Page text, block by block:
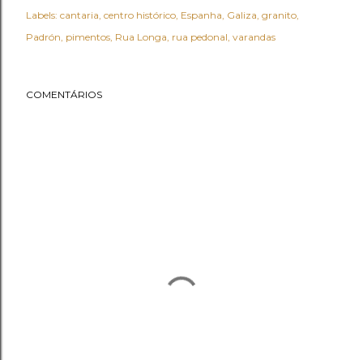
Labels: cantaria centro histórico Espanha Galiza granito
Padrón pimentos Rua Longa rua pedonal varandas
COMENTÁRIOS